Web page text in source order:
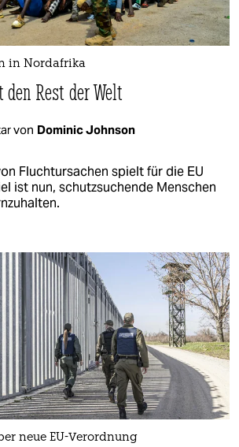
in Nordafrika
Rest der Welt
von Dominic Johnson
Fluchtursachen spielt für die EU
ist nun, schutzsuchende Menschen
neue EU-Verordnung